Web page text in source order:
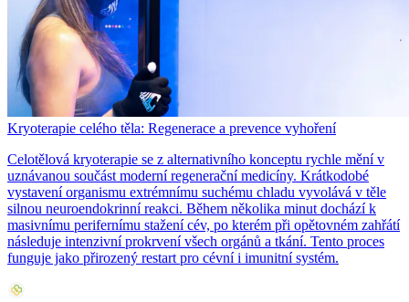
Kryoterapie celého těla: Regenerace a prevence vyhoření
Celotělová kryoterapie se z alternativního konceptu rychle mění v
uznávanou součást moderní regenerační medicíny. Krátkodobé
vystavení organismu extrémnímu suchému chladu vyvolává v těle
silnou neuroendokrinní reakci. Během několika minut dochází k
masivnímu perifernímu stažení cév, po kterém při opětovném zahřátí
následuje intenzivní prokrvení všech orgánů a tkání. Tento proces
funguje jako přirozený restart pro cévní i imunitní systém.